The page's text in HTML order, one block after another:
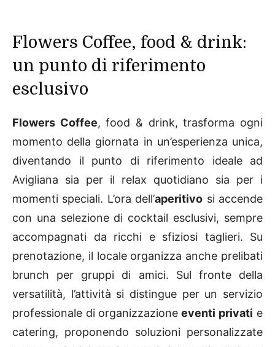
Flowers Coffee, food & drink:
un punto di riferimento
esclusivo
Flowers Coffee, food & drink, trasforma ogni
momento della giornata in un’esperienza unica,
diventando il punto di riferimento ideale ad
Avigliana sia per il relax quotidiano sia per i
momenti speciali. L’ora dell’aperitivo si accende
con una selezione di cocktail esclusivi, sempre
accompagnati da ricchi e sfiziosi taglieri. Su
prenotazione, il locale organizza anche prelibati
brunch per gruppi di amici. Sul fronte della
versatilità, l’attività si distingue per un servizio
professionale di organizzazione eventi privati e
catering, proponendo soluzioni personalizzate